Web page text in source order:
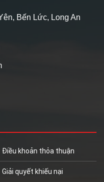
Bến Lức, Long An
Điều khoản thỏa thuận
Giải quyết khiếu nại